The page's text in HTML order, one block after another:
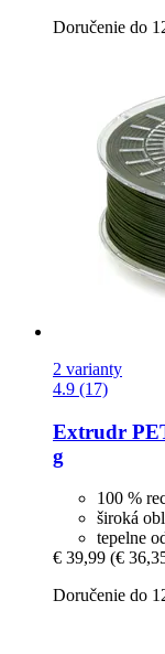
Doručenie do
2 varianty
4.9 (17)
Extrudr
g
100 %
široká
tepelne
€ 39,99 (€
Doručenie do